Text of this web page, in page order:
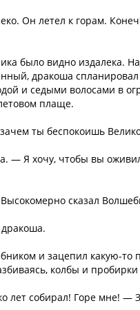
Он летел к горам.
было видно издалека.
дракоша
и седыми волосами в
плаще.
ты беспокоишь
— Я хочу, чтобы вы
сказал
и зацепил какую-то
колбы и
лет собирал! Горе мне! —